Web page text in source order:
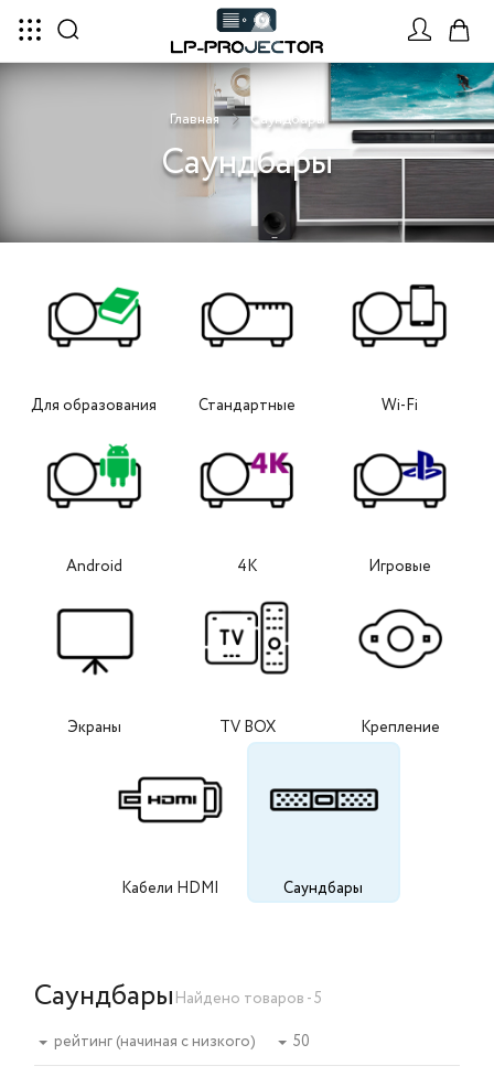
Главная Саундбары
Саундбары
Для образования Стандартные Wi-Fi
Android 4K Игровые
Экраны TV BOX Крепление
Кабели HDMI Саундбары
Саундбары Найдено товаров - 5
рейтинг (начиная с низкого)
50